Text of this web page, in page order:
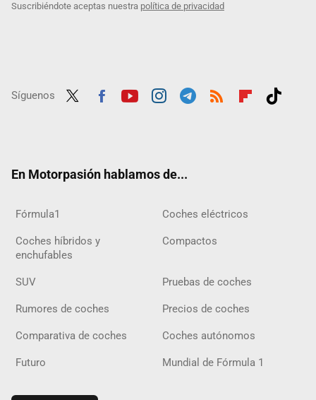
Suscribiéndote aceptas nuestra política de privacidad
Síguenos
En Motorpasión hablamos de...
Fórmula1 Coches eléctricos
Coches híbridos y
enchufables
Compactos
SUV Pruebas de coches
Rumores de coches Precios de coches
Comparativa de coches Coches autónomos
Futuro Mundial de Fórmula 1